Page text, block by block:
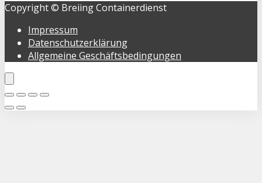
Copyright © Breiing Containerdienst
Impressum
Datenschutzerklärung
Allgemeine Geschäftsbedingungen